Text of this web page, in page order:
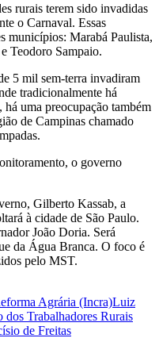
rurais terem sido invadidas
o Carnaval. Essas
municípios: Marabá Paulista,
Teodoro Sampaio.
5 mil sem-terra invadiram
tradicionalmente há
uma preocupação também
de Campinas chamado
o governo
Gilberto Kassab, a
à cidade de São Paulo.
João Doria. Será
da Água Branca. O foco é
pelo MST.
Agrária (Incra)Luiz
dos Trabalhadores Rurais
de Freitas